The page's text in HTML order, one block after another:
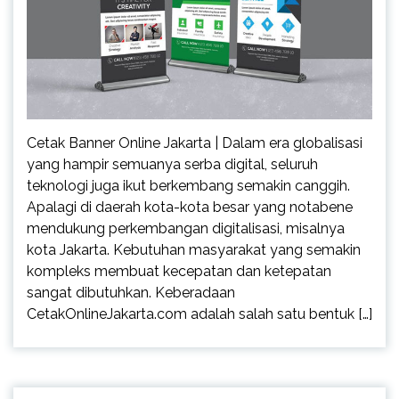
Cetak Banner Online Jakarta | Dalam era globalisasi
yang hampir semuanya serba digital, seluruh
teknologi juga ikut berkembang semakin canggih.
Apalagi di daerah kota-kota besar yang notabene
mendukung perkembangan digitalisasi, misalnya
kota Jakarta. Kebutuhan masyarakat yang semakin
kompleks membuat kecepatan dan ketepatan
sangat dibutuhkan. Keberadaan
CetakOnlineJakarta.com adalah salah satu bentuk […]